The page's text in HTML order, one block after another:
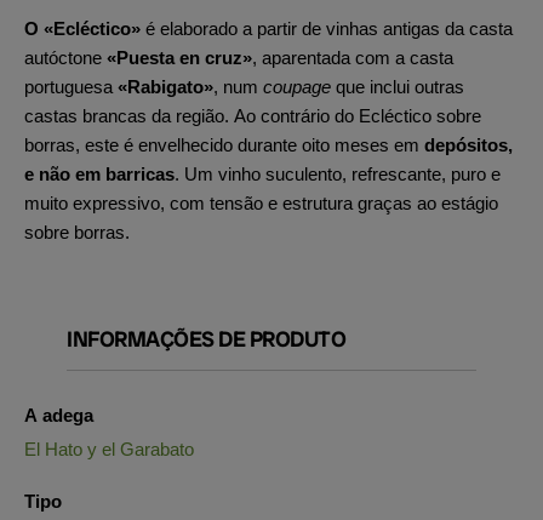
O «Ecléctico» é elaborado a partir de vinhas antigas da casta
autóctone «Puesta en cruz», aparentada com a casta
portuguesa «Rabigato», num coupage que inclui outras
castas brancas da região. Ao contrário do Ecléctico sobre
borras, este é envelhecido durante oito meses em depósitos,
e não em barricas. Um vinho suculento, refrescante, puro e
muito expressivo, com tensão e estrutura graças ao estágio
sobre borras.
INFORMAÇÕES DE PRODUTO
A adega
El Hato y el Garabato
Tipo